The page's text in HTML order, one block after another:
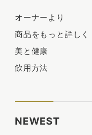
オーナーより
商品をもっと詳しく
美と健康
飲用方法
NEWEST